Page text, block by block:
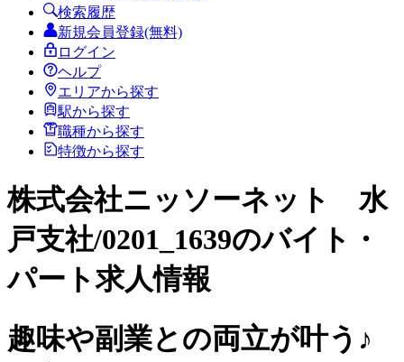
検索履歴
新規会員登録(無料)
ログイン
ヘルプ
エリアから探す
駅から探す
職種から探す
特徴から探す
株式会社ニッソーネット 水
戸支社/0201_1639のバイト・
パート求人情報
趣味や副業との両立が叶う♪